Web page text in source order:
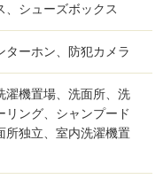
、シューズボックス
ターホン、防犯カメラ
濯機置場、洗面所、洗
リング、シャンプード
所独立、室内洗濯機置